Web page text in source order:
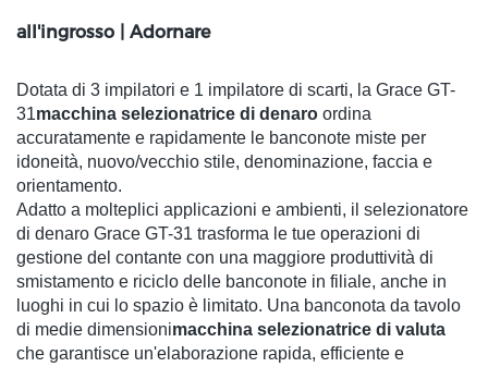
all'ingrosso | Adornare
Dotata di 3 impilatori e 1 impilatore di scarti, la Grace GT-
31macchina selezionatrice di denaro ordina
accuratamente e rapidamente le banconote miste per
idoneità, nuovo/vecchio stile, denominazione, faccia e
orientamento.
Adatto a molteplici applicazioni e ambienti, il selezionatore
di denaro Grace GT-31 trasforma le tue operazioni di
gestione del contante con una maggiore produttività di
smistamento e riciclo delle banconote in filiale, anche in
luoghi in cui lo spazio è limitato. Una banconota da tavolo
di medie dimensionimacchina selezionatrice di valuta
che garantisce un'elaborazione rapida, efficiente e